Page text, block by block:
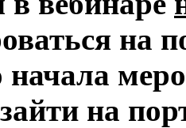
на
начала
на